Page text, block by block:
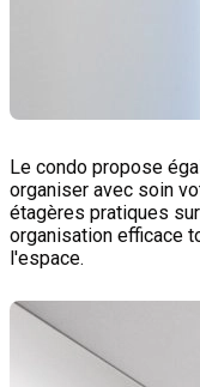
Le condo propose
organiser avec soin
étagères pratiques
organisation efficace
l'espace.